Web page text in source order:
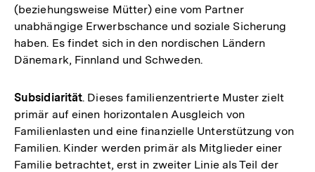
(beziehungsweise Mütter) eine vom Partner
unabhängige Erwerbschance und soziale Sicherung
haben. Es findet sich in den nordischen Ländern
Dänemark, Finnland und Schweden.
Subsidiarität. Dieses familienzentrierte Muster zielt
primär auf einen horizontalen Ausgleich von
Familienlasten und eine finanzielle Unterstützung von
Familien. Kinder werden primär als Mitglieder einer
Familie betrachtet, erst in zweiter Linie als Teil der